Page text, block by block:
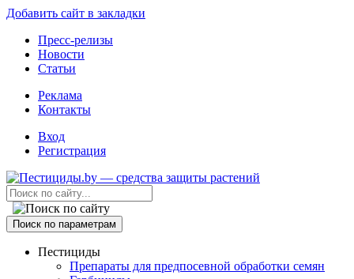
Добавить сайт в закладки
Пресс-релизы
Новости
Статьи
Реклама
Контакты
Вход
Регистрация
Поиск по параметрам
Пестициды
Препараты для предпосевной обработки семян